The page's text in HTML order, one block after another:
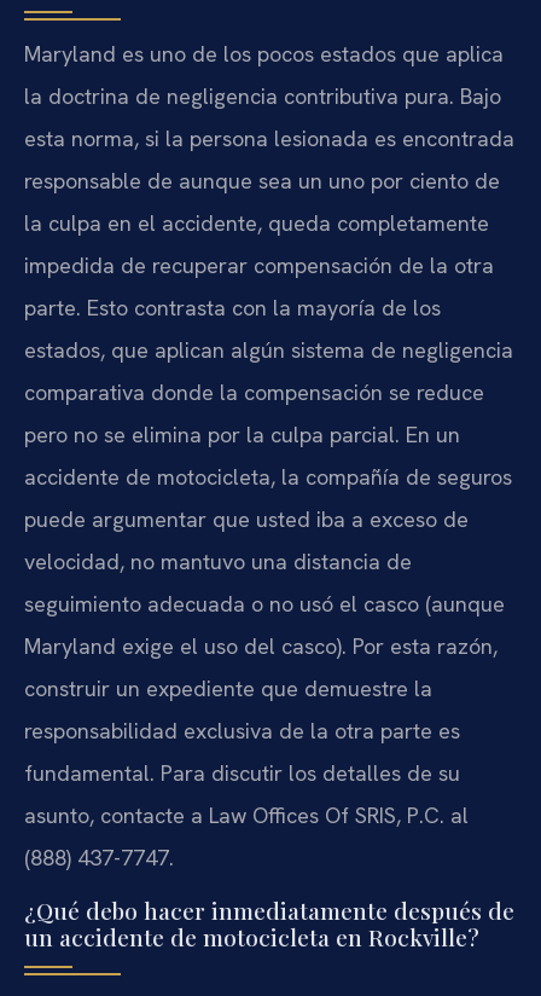
Maryland es uno de los pocos estados que aplica
la doctrina de negligencia contributiva pura. Bajo
esta norma, si la persona lesionada es encontrada
responsable de aunque sea un uno por ciento de
la culpa en el accidente, queda completamente
impedida de recuperar compensación de la otra
parte. Esto contrasta con la mayoría de los
estados, que aplican algún sistema de negligencia
comparativa donde la compensación se reduce
pero no se elimina por la culpa parcial. En un
accidente de motocicleta, la compañía de seguros
puede argumentar que usted iba a exceso de
velocidad, no mantuvo una distancia de
seguimiento adecuada o no usó el casco (aunque
Maryland exige el uso del casco). Por esta razón,
construir un expediente que demuestre la
responsabilidad exclusiva de la otra parte es
fundamental. Para discutir los detalles de su
asunto, contacte a Law Offices Of SRIS, P.C. al
(888) 437-7747.
¿Qué debo hacer inmediatamente después de
un accidente de motocicleta en Rockville?